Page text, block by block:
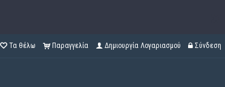
Τα θέλω Παραγγελία Δημιουργία Λογαριασμού Σύνδεση